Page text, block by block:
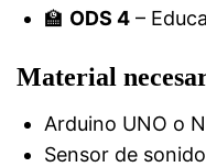
🏫 ODS 4 –
Material
Arduino UNO o
Sensor de